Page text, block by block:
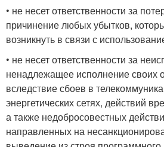
• не несет ответственности за
причинение любых убытков,
возникнуть в связи с
• не несет ответственности за
ненадлежащее исполнение своих
вследствие сбоев в
энергетических сетях, действий
а также недобросовестных
направленных на